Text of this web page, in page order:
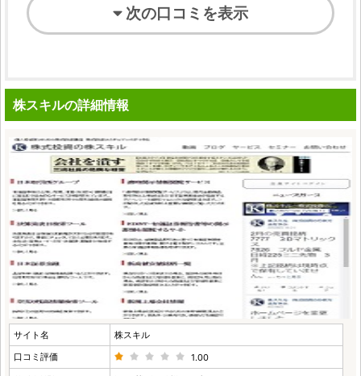
次の口コミを表示
株スキルの詳細情報
サイト名
株スキル
口コミ評価
1.00